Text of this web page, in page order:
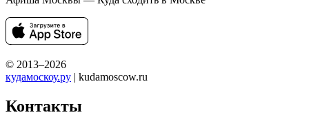
© 2013–2026
кудамоскоу.ру | kudamoscow.ru
Контакты